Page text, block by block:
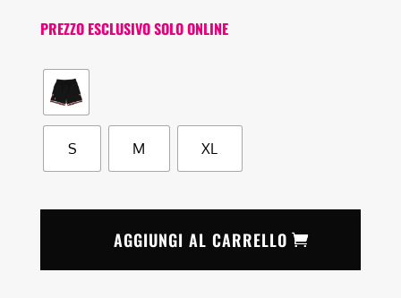
PREZZO ESCLUSIVO SOLO ONLINE
S M XL
AGGIUNGI AL CARRELLO